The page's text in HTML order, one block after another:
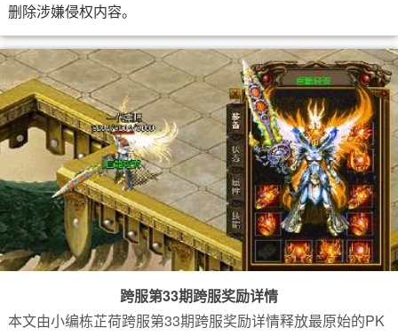
删除涉嫌侵权内容。
跨服第33期跨服奖励详情
本文由小编栋芷荷跨服第33期跨服奖励详情释放最原始的PK